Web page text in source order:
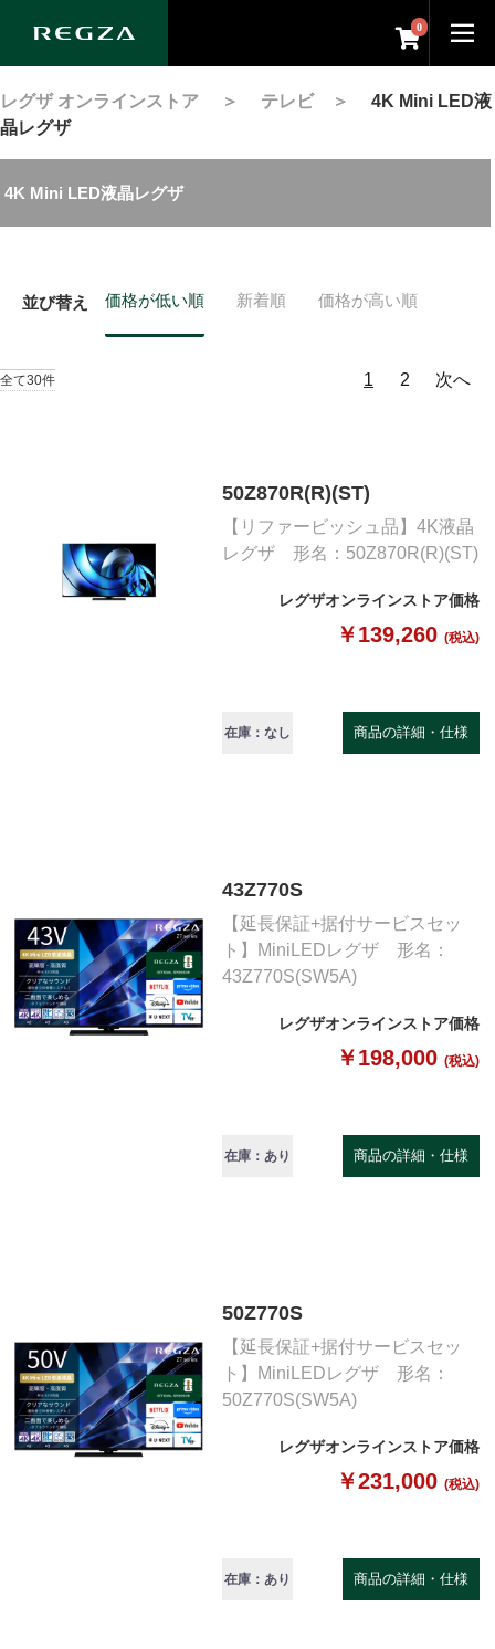
0
レグザ オンラインストア ＞ テレビ＞ 4K Mini LED液
晶レグザ
4K Mini LED液晶レグザ
並び替え 価格が低い順 新着順 価格が高い順
全て30件 1 2 次へ
50Z870R(R)(ST)
【リファービッシュ品】4K液晶
レグザ 形名：50Z870R(R)(ST)
レグザオンラインストア価格
￥139,260 (税込)
在庫：なし 商品の詳細・仕様
43Z770S
【延長保証+据付サービスセッ
ト】MiniLEDレグザ 形名：
43Z770S(SW5A)
レグザオンラインストア価格
￥198,000 (税込)
在庫：あり 商品の詳細・仕様
50Z770S
【延長保証+据付サービスセッ
ト】MiniLEDレグザ 形名：
50Z770S(SW5A)
レグザオンラインストア価格
￥231,000 (税込)
在庫：あり 商品の詳細・仕様